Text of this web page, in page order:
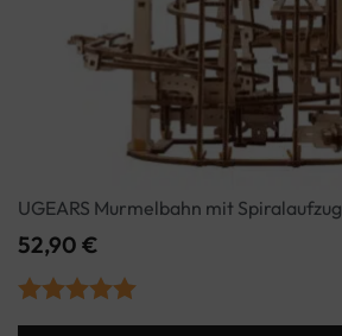
UGEARS Murmelbahn mit Spiralaufzug
52,90 €
Bewertet mit